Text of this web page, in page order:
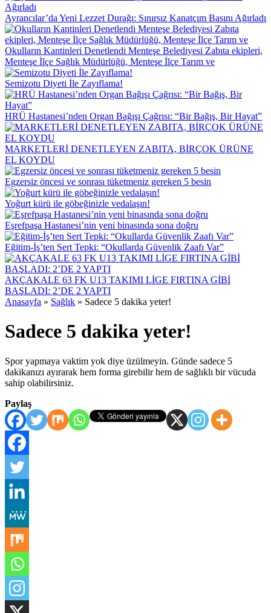
Ayrancılar’da Yeni Lezzet Durağı: Sınırsız Kanatçım Basını Ağırladı
Okulların Kantinleri Denetlendi Menteşe Belediyesi Zabıta ekipleri,
Menteşe İlçe Sağlık Müdürlüğü, Menteşe İlçe Tarım ve
Semizotu Diyeti İle Zayıflama!
HRÜ Hastanesi’nden Organ Bağışı Çağrısı: “Bir Bağış, Bir Hayat”
MARKETLERİ DENETLEYEN ZABITA, BİRÇOK ÜRÜNE
EL KOYDU
Egzersiz öncesi ve sonrası tüketmeniz gereken 5 besin
Yoğurt kürü ile göbeğinizle vedalaşın!
Eşrefpaşa Hastanesi’nin yeni binasında sona doğru
Eğitim-İş’ten Sert Tepki: “Okullarda Güvenlik Zaafı Var”
AKÇAKALE 63 FK U13 TAKIMI LİGE FIRTINA GİBİ
BAŞLADI: 2’DE 2 YAPTI
Anasayfa » Sağlık » Sadece 5 dakika yeter!
Sadece 5 dakika yeter!
Spor yapmaya vaktim yok diye üzülmeyin. Günde sadece 5
dakikanızı ayırarak hem forma girebilir hem de sağlıklı bir vücuda
sahip olabilirsiniz.
Paylaş